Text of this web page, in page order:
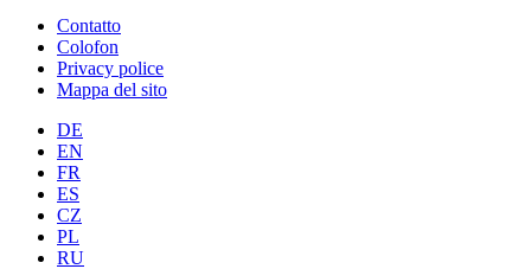
Contatto
Colofon
Privacy police
Mappa del sito
DE
EN
FR
ES
CZ
PL
RU